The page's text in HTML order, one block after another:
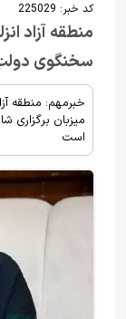
کد خبر: 225029
منطقه آزاد
سخنگوی
میزبان
است